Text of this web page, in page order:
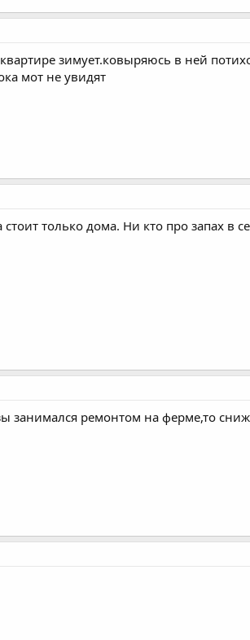
зимует.ковыряюсь в ней
мот не увидят
только дома. Ни кто про запах в
занимался ремонтом на ферме,то